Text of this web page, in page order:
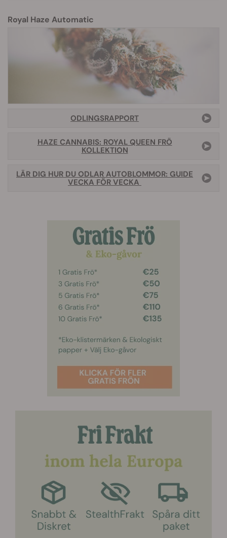
Royal Haze Automatic
ODLINGSRAPPORT
HAZE CANNABIS: ROYAL QUEEN FRÖ
KOLLEKTION
LÄR DIG HUR DU ODLAR AUTOBLOMMOR: GUIDE
VECKA FÖR VECKA